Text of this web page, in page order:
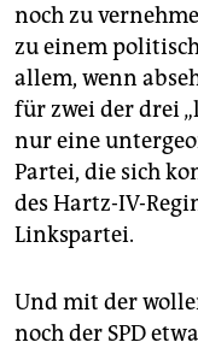
noch zu
zu einem
allem, wenn
für zwei der drei
nur eine
Partei, die sich
des Hartz-IV-
Linkspartei.
Und mit der
noch der SPD